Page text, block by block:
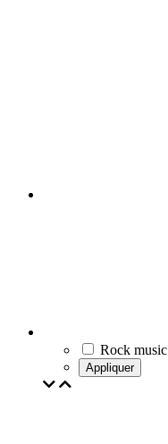
Rock music
Appliquer